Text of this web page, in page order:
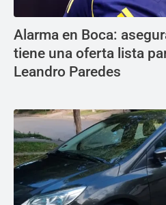
Alarma en Boca:
tiene una oferta lista
Leandro Paredes